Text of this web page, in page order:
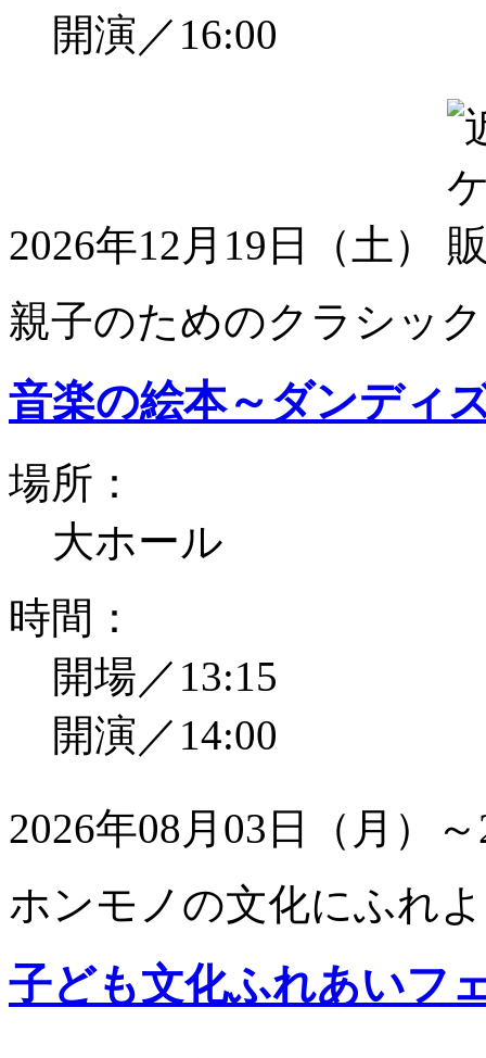
開演／16:00
2026年12月19日（土）
親子のためのクラシッ
音楽の絵本～ダンディ
場所：
大ホール
時間：
開場／13:15
開演／14:00
2026年08月03日（月）
ホンモノの文化にふれ
子ども文化ふれあいフ